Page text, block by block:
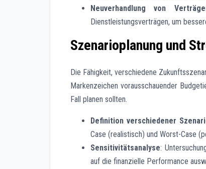
Neuverhandlung von
Dienstleistungsverträgen, um
Szenarioplanung und
Die Fähigkeit, verschiedene
Markenzeichen vorausschauender
Fall planen sollten.
Definition verschiedener
Case (realistisch) und Worst-Case
Sensitivitätsanalyse:
auf die finanzielle Performance